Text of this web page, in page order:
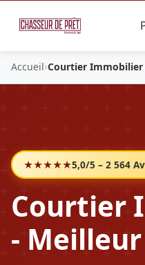
Accueil›Courtier Immobilier
★★★★★5,0/5 – 2 564
Courtier
-